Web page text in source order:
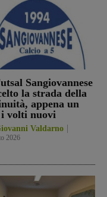
Sangiovannese
la strada della
appena un
volti nuovi
Valdarno
2026